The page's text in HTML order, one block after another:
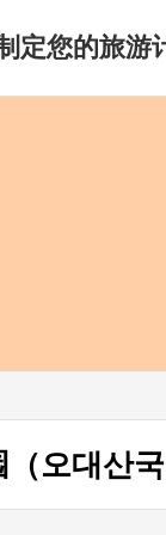
定您的旅游
오대산국